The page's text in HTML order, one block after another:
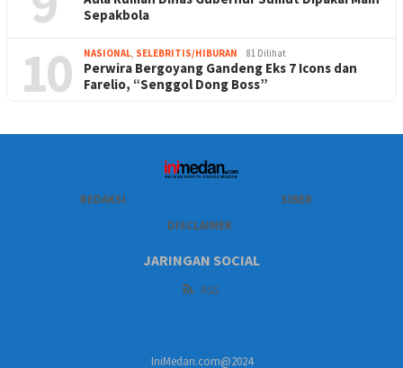
Sepakbola
10 NASIONAL, SELEBRITIS/HIBURAN 81 Dilihat
Perwira Bergoyang Gandeng Eks 7 Icons dan
Farelio, “Senggol Dong Boss”
REDAKSI
SIBER
DISCLAIMER
JARINGAN SOCIAL
RSS
IniMedan.com@2024